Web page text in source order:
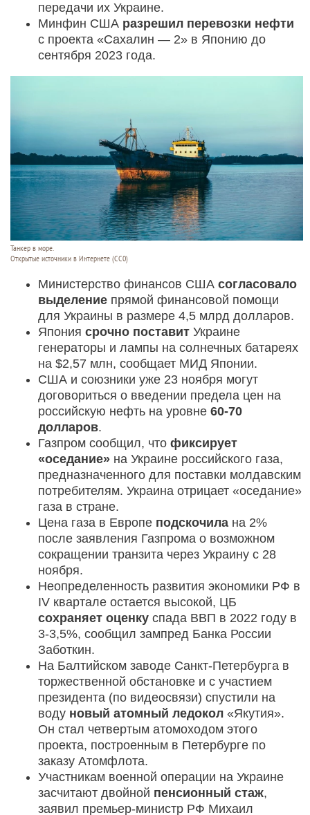
передачи их Украине.
Минфин США разрешил перевозки нефти
с проекта «Сахалин — 2» в Японию до
сентября 2023 года.
Танкер в море.
Открытые источники в Интернете (СС0)
Министерство финансов США согласовало
выделение прямой финансовой помощи
для Украины в размере 4,5 млрд долларов.
Япония срочно поставит Украине
генераторы и лампы на солнечных батареях
на $2,57 млн, сообщает МИД Японии.
США и союзники уже 23 ноября могут
договориться о введении предела цен на
российскую нефть на уровне 60-70
долларов.
Газпром сообщил, что фиксирует
«оседание» на Украине российского газа,
предназначенного для поставки молдавским
потребителям. Украина отрицает «оседание»
газа в стране.
Цена газа в Европе подскочила на 2%
после заявления Газпрома о возможном
сокращении транзита через Украину с 28
ноября.
Неопределенность развития экономики РФ в
IV квартале остается высокой, ЦБ
сохраняет оценку спада ВВП в 2022 году в
3-3,5%, сообщил зампред Банка России
Заботкин.
На Балтийском заводе Санкт-Петербурга в
торжественной обстановке и с участием
президента (по видеосвязи) спустили на
воду новый атомный ледокол «Якутия».
Он стал четвертым атомоходом этого
проекта, построенным в Петербурге по
заказу Атомфлота.
Участникам военной операции на Украине
засчитают двойной пенсионный стаж,
заявил премьер-министр РФ Михаил